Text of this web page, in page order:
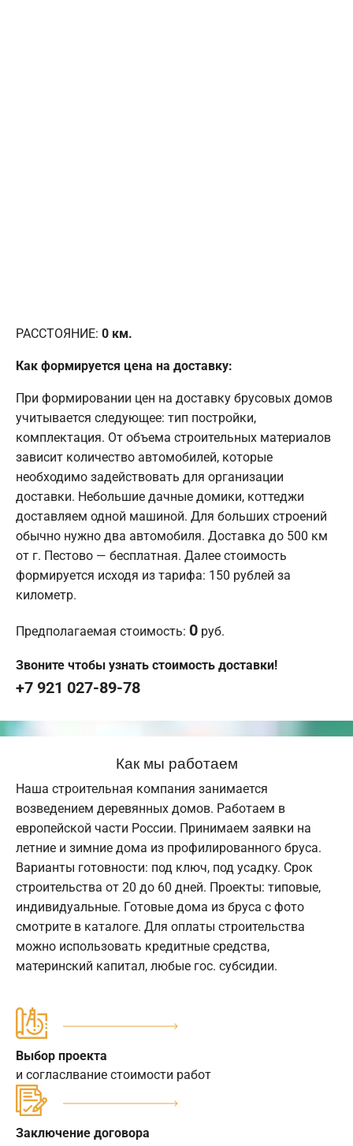
РАССТОЯНИЕ: 0 км.
Как формируется цена на доставку:
При формировании цен на доставку брусовых домов
учитывается следующее: тип постройки,
комплектация. От объема строительных материалов
зависит количество автомобилей, которые
необходимо задействовать для организации
доставки. Небольшие дачные домики, коттеджи
доставляем одной машиной. Для больших строений
обычно нужно два автомобиля. Доставка до 500 км
от г. Пестово — бесплатная. Далее стоимость
формируется исходя из тарифа: 150 рублей за
километр.
Предполагаемая стоимость: 0 руб.
Звоните чтобы узнать стоимость доставки!
+7 921 027-89-78
Как мы работаем
Наша строительная компания занимается
возведением деревянных домов. Работаем в
европейской части России. Принимаем заявки на
летние и зимние дома из профилированного бруса.
Варианты готовности: под ключ, под усадку. Срок
строительства от 20 до 60 дней. Проекты: типовые,
индивидуальные. Готовые дома из бруса с фото
смотрите в каталоге. Для оплаты строительства
можно использовать кредитные средства,
материнский капитал, любые гос. субсидии.
Выбор проекта
и согласлвание стоимости работ
Заключение договора